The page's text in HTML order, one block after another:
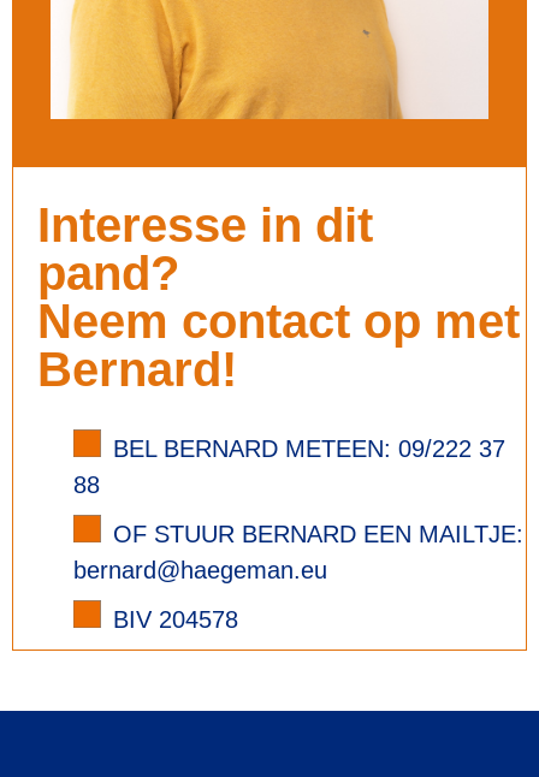
Interesse in dit
pand?
Neem contact op met
Bernard!
BEL BERNARD METEEN: 09/222 37
88
OF STUUR BERNARD EEN MAILTJE:
bernard@haegeman.eu
BIV 204578